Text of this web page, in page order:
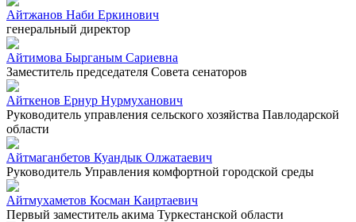
Айтжанов Наби Еркинович
генеральный директор
Айтимова Бырганым Сариевна
Заместитель председателя Совета сенаторов
Айткенов Ернур Нурмуханович
Руководитель управления сельского хозяйства Павлодарской
области
Айтмаганбетов Куандык Олжатаевич
Руководитель Управления комфортной городской среды
Айтмухаметов Косман Каиртаевич
Первый заместитель акима Туркестанской области